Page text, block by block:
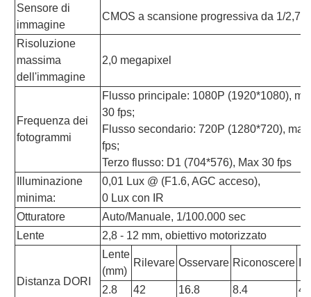
Sensore di
immagine
CMOS a scansione progressiva da 1/2,7"
Risoluzione
massima
dell'immagine
2,0 megapixel
Frequenza dei
fotogrammi
Flusso principale: 1080P (1920*1080),
30 fps;
Flusso secondario: 720P (1280*720),
fps;
Terzo flusso: D1 (704*576), Max 30 fps
Illuminazione
minima:
0,01 Lux @ (F1.6, AGC acceso),
0 Lux con IR
Otturatore
Auto/Manuale, 1/100.000 sec
Lente
2,8 - 12 mm, obiettivo motorizzato
Distanza DORI
Lente
(mm)
Rilevare Osservare Riconoscere
2.8 42 16.8 8.4